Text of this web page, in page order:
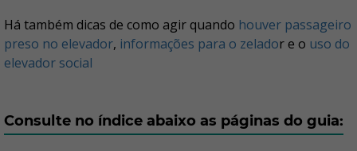
Há também dicas de como agir quando houver passageiro
preso no elevador, informações para o zelador e o uso do
elevador social
Consulte no índice abaixo as páginas do guia: